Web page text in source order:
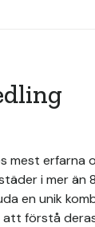
mest
i mer än
en unik
förstå